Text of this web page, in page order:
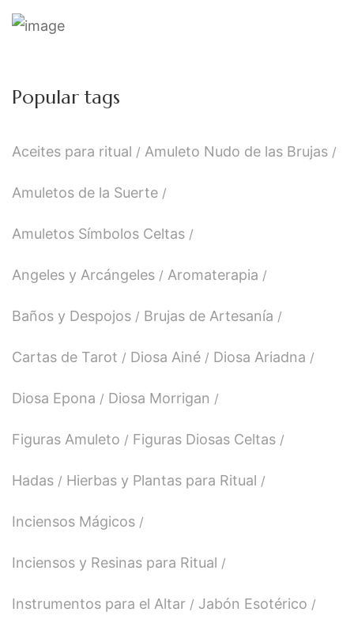
Popular tags
Aceites para ritual Amuleto Nudo de las Brujas
Amuletos de la Suerte
Amuletos Símbolos Celtas
Angeles y Arcángeles Aromaterapia
Baños y Despojos Brujas de Artesanía
Cartas de Tarot Diosa Ainé Diosa Ariadna
Diosa Epona Diosa Morrigan
Figuras Amuleto Figuras Diosas Celtas
Hadas Hierbas y Plantas para Ritual
Inciensos Mágicos
Inciensos y Resinas para Ritual
Instrumentos para el Altar Jabón Esotérico